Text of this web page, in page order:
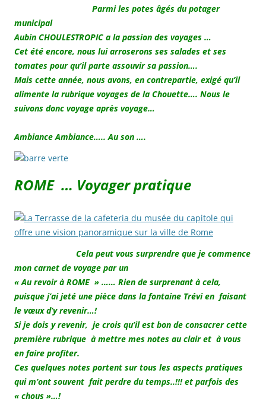
Parmi les potes âgés du potager
municipal
Aubin CHOULESTROPIC a la passion des voyages …
Cet été encore, nous lui arroserons ses salades et ses
tomates pour qu’il parte assouvir sa passion….
Mais cette année, nous avons, en contrepartie, exigé qu’il
alimente la rubrique voyages de la Chouette…. Nous le
suivons donc voyage après voyage…
Ambiance Ambiance….. Au son ….
ROME … Voyager pratique
Cela peut vous surprendre que je commence
mon carnet de voyage par un
« Au revoir à ROME » …… Rien de surprenant à cela,
puisque j’ai jeté une pièce dans la fontaine Trévi en faisant
le vœux d’y revenir…!
Si je dois y revenir, je crois qu’il est bon de consacrer cette
première rubrique à mettre mes notes au clair et à vous
en faire profiter.
Ces quelques notes portent sur tous les aspects pratiques
qui m’ont souvent fait perdre du temps..!!! et parfois des
« chous »…!